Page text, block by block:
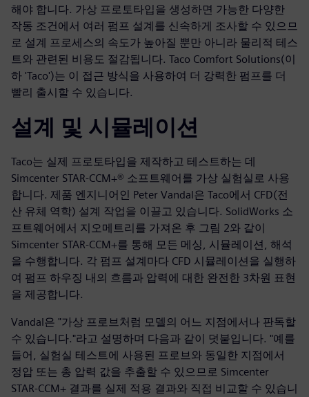
해야 합니다. 가상 프로토타입을 생성하면 가능한 다양한
작동 조건에서 여러 펌프 설계를 신속하게 조사할 수 있으므
로 설계 프로세스의 속도가 높아질 뿐만 아니라 물리적 테스
트와 관련된 비용도 절감됩니다. Taco Comfort Solutions(이
하 'Taco')는 이 접근 방식을 사용하여 더 강력한 펌프를 더
빨리 출시할 수 있습니다.
설계 및 시뮬레이션
Taco는 실제 프로토타입을 제작하고 테스트하는 데
Simcenter STAR-CCM+® 소프트웨어를 가상 실험실로 사용
합니다. 제품 엔지니어인 Peter Vandal은 Taco에서 CFD(전
산 유체 역학) 설계 작업을 이끌고 있습니다. SolidWorks 소
프트웨어에서 지오메트리를 가져온 후 그림 2와 같이
Simcenter STAR-CCM+를 통해 모든 메싱, 시뮬레이션, 해석
을 수행합니다. 각 펌프 설계마다 CFD 시뮬레이션을 실행하
여 펌프 하우징 내의 흐름과 압력에 대한 완전한 3차원 표현
을 제공합니다.
Vandal은 "가상 프로브처럼 모델의 어느 지점에서나 판독할
수 있습니다."라고 설명하며 다음과 같이 덧붙입니다. "예를
들어, 실험실 테스트에 사용된 프로브와 동일한 지점에서
정압 또는 총 압력 값을 추출할 수 있으므로 Simcenter
STAR-CCM+ 결과를 실제 적용 결과와 직접 비교할 수 있습니